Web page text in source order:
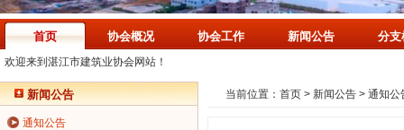
首页
欢迎来到湛江市建筑业协会网站！
协会概况 协会工作 新闻公告 分支
新闻公告
通知公告
当前位置： 首页 > 新闻公告 > 通知公